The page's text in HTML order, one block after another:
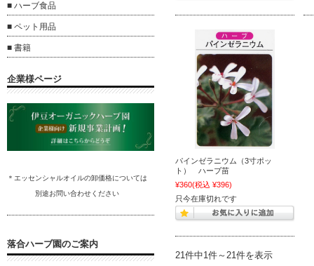
パインゼラニウム（3寸ポッ
ト） ハーブ苗
¥360(税込 ¥396)
只今在庫切れです
21件中1件～21件を表示
■ ハーブ食品
■ ペット用品
■ 書籍
企業様ページ
＊エッセンシャルオイルの卸価格については
別途お問い合わせください
落合ハーブ園のご案内